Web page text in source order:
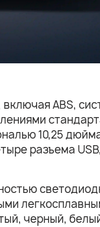
ABS,
10,25
разъема
черный,